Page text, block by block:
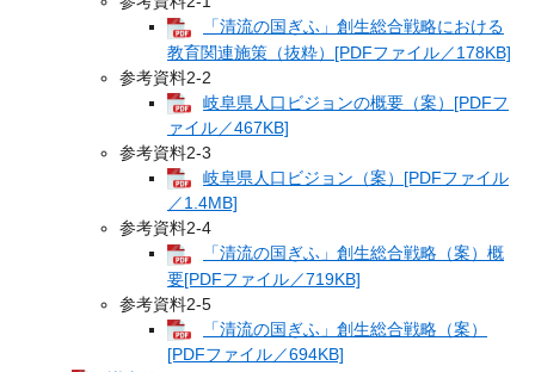
「清流の国ぎふ」創生総合戦略における
教育関連施策（抜粋）[PDFファイル／178KB]
参考資料2‐2
岐阜県人口ビジョンの概要（案）[PDFフ
ァイル／467KB]
参考資料2‐3
岐阜県人口ビジョン（案）[PDFファイル
／1.4MB]
参考資料2‐4
「清流の国ぎふ」創生総合戦略（案）概
要[PDFファイル／719KB]
参考資料2‐5
「清流の国ぎふ」創生総合戦略（案）
[PDFファイル／694KB]